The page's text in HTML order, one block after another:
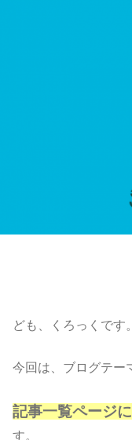
ども、くろっくです。
今回は、ブログテー
記事一覧ページ
す。